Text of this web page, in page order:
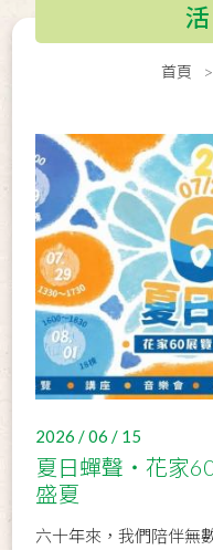
首頁
2026 / 06 / 15
夏日蟬聲・花家
盛夏
六十年來，我們陪伴無